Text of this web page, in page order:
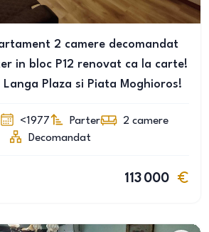
2 camere decomandat
in bloc P12 renovat ca la carte!
Plaza si Piata Moghioros!
<1977 Parter 2 camere
Decomandat
113 000